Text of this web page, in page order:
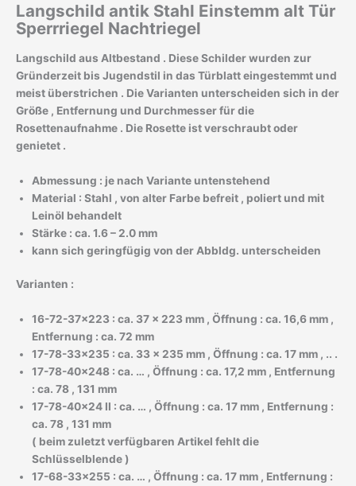
Langschild antik Stahl Einstemm alt Tür
Sperrriegel Nachtriegel
Langschild aus Altbestand . Diese Schilder wurden zur
Gründerzeit bis Jugendstil in das Türblatt eingestemmt und
meist überstrichen . Die Varianten unterscheiden sich in der
Größe , Entfernung und Durchmesser für die
Rosettenaufnahme . Die Rosette ist verschraubt oder
genietet .
Abmessung : je nach Variante untenstehend
Material : Stahl , von alter Farbe befreit , poliert und mit
Leinöl behandelt
Stärke : ca. 1.6 – 2.0 mm
kann sich geringfügig von der Abbldg. unterscheiden
Varianten :
16-72-37×223 : ca. 37 x 223 mm , Öffnung : ca. 16,6 mm ,
Entfernung : ca. 72 mm
17-78-33×235 : ca. 33 x 235 mm , Öffnung : ca. 17 mm , .. .
17-78-40×248 : ca. … , Öffnung : ca. 17,2 mm , Entfernung
: ca. 78 , 131 mm
17-78-40×24 II : ca. … , Öffnung : ca. 17 mm , Entfernung :
ca. 78 , 131 mm
( beim zuletzt verfügbaren Artikel fehlt die
Schlüsselblende )
17-68-33×255 : ca. … , Öffnung : ca. 17 mm , Entfernung :